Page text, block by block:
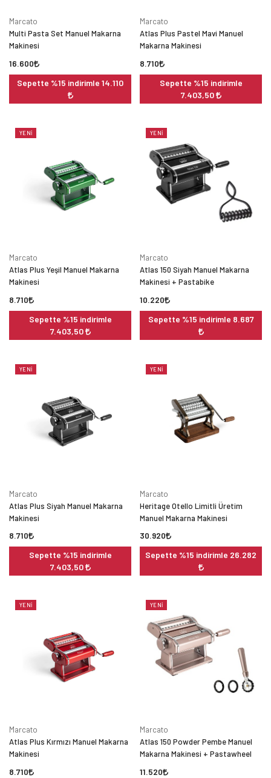
Marcato
Multi Pasta Set Manuel Makarna
Makinesi
16.600
Sepette %15 indirimle 14.110
Marcato
Atlas Plus Pastel Mavi Manuel
Makarna Makinesi
8.710
Sepette %15 indirimle
7.403,50
YENI
Marcato
Atlas Plus Yeşil Manuel Makarna
Makinesi
8.710
Sepette %15 indirimle
7.403,50
YENI
Marcato
Atlas 150 Siyah Manuel Makarna
Makinesi + Pastabike
10.220
Sepette %15 indirimle 8.687
YENI
Marcato
Atlas Plus Siyah Manuel Makarna
Makinesi
8.710
Sepette %15 indirimle
7.403,50
YENI
Marcato
Heritage Otello Limitli Üretim
Manuel Makarna Makinesi
30.920
Sepette %15 indirimle 26.282
YENI
Marcato
Atlas Plus Kırmızı Manuel Makarna
Makinesi
8.710
YENI
Marcato
Atlas 150 Powder Pembe Manuel
Makarna Makinesi + Pastawheel
11.520